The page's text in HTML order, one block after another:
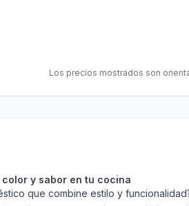
Los precios mostrados son
color y sabor en tu cocina
que combine estilo y